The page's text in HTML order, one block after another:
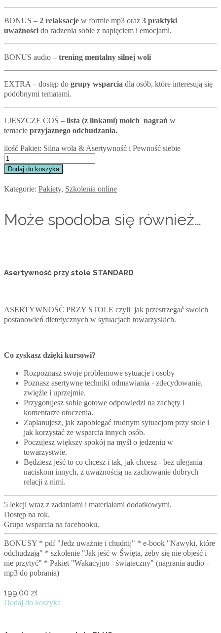
BONUS – 2 relaksacje w formie mp3 oraz 3 praktyki
uważności do radzenia sobie z napięciem i emocjami.
BONUS audio – trening mentalny silnej woli
EXTRA – dostęp do grupy wsparcia dla osób, które interesują się
podobnymi tematami.
I JESZCZE COŚ – lista (z linkami) moich nagrań w
temacie przyjaznego odchudzania.
ilość Pakiet: Silna wola & Asertywność i Pewność siebie
Dodaj do koszyka
Kategorie: Pakiety, Szkolenia online
Może spodoba się również…
Asertywność przy stole STANDARD
ASERTYWNOŚĆ PRZY STOLE czyli jak przestrzegać swoich
postanowień dietetycznych w sytuacjach towarzyskich.
Co zyskasz dzięki kursowi?
Rozpoznasz swoje problemowe sytuacje i osoby
Poznasz asertywne techniki odmawiania - zdecydowanie,
zwięźle i uprzejmie.
Przygotujesz sobie gotowe odpowiedzi na zachęty i
komentarze otoczenia.
Zaplanujesz, jak zapobiegać trudnym sytuacjom przy stole i
jak korzystać ze wsparcia innych osób.
Poczujesz większy spokój na myśl o jedzeniu w
towarzystwie.
Będziesz jeść to co chcesz i tak, jak chcesz - bez ulegania
naciskom innych, z uważnością na zachowanie dobrych
relacji z nimi.
5 lekcji wraz z zadaniami i materiałami dodatkowymi.
Dostęp na rok.
Grupa wsparcia na facebooku.
BONUSY * pdf "Jedz uważnie i chudnij" * e-book "Nawyki, które
odchudzają" * szkolenie "Jak jeść w Święta, żeby się nie objeść i
nie przytyć" * Pakiet "Wakacyjno - świąteczny" (nagrania audio -
mp3 do pobrania)
199,00 zł
Dodaj do koszyka